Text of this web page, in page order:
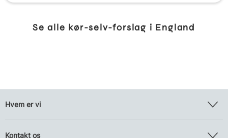
Se alle kør-selv-forslag i England
Hvem er vi
Kontakt os